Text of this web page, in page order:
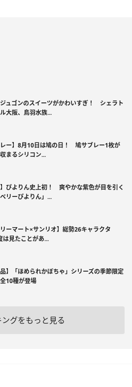
ュゴンのスイーツがかわいすぎ！ シェラト
大阪、鳥羽水族...
レー】8月10日は鳩の日！ 鳩サブレー1枚が
まるシリコン...
】ぴよりん史上初！ 爽やかな紫色が目を引く
ベリーぴよりん」...
リーマート×サンリオ】総勢26キャラクタ
見たことがあ...
品】「ほめられかぼちゃ」シリーズの季節限定
10種が登場
ングをもっと見る